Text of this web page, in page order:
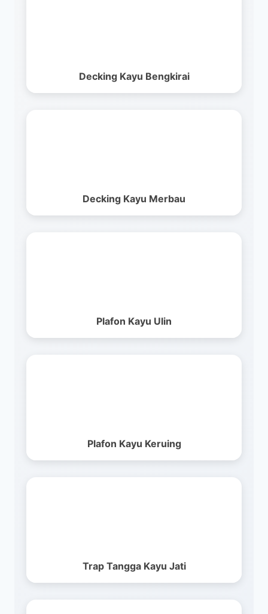
Decking Kayu Bengkirai
Decking Kayu Merbau
Plafon Kayu Ulin
Plafon Kayu Keruing
Trap Tangga Kayu Jati